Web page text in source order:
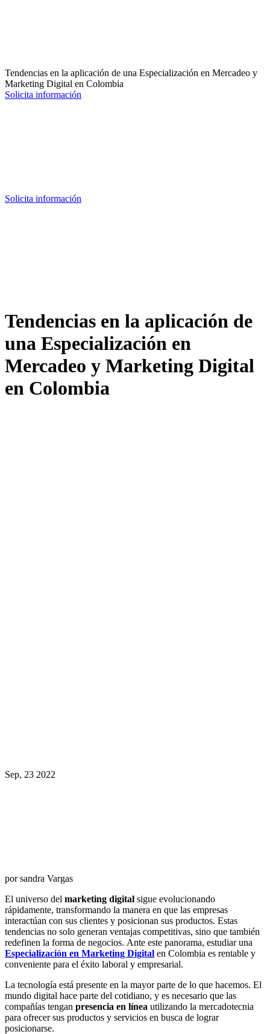
Tendencias en la aplicación de una Especialización en Mercadeo y
Marketing Digital en Colombia
Solicita información
Solicita información
Tendencias en la aplicación de
una Especialización en
Mercadeo y Marketing Digital
en Colombia
Sep, 23 2022
por sandra Vargas
El universo del marketing digital sigue evolucionando
rápidamente, transformando la manera en que las empresas
interactúan con sus clientes y posicionan sus productos. Estas
tendencias no solo generan ventajas competitivas, sino que también
redefinen la forma de negocios. Ante este panorama, estudiar una
Especialización en Marketing Digital en Colombia es rentable y
conveniente para el éxito laboral y empresarial.
La tecnología está presente en la mayor parte de lo que hacemos. El
mundo digital hace parte del cotidiano, y es necesario que las
compañías tengan presencia en línea utilizando la mercadotecnia
para ofrecer sus productos y servicios en busca de lograr
posicionarse.